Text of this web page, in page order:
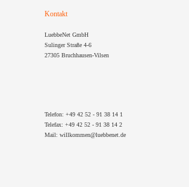
Kontakt
LuebbeNet GmbH
Sulinger Straße 4-6
27305 Bruchhausen-Vilsen
Telefon: +49 42 52 - 91 38 14 1
Telefax: +49 42 52 - 91 38 14 2
Mail: willkommen@luebbenet.de